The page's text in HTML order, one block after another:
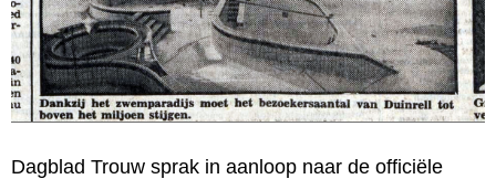
Dagblad Trouw sprak in aanloop naar de officiële